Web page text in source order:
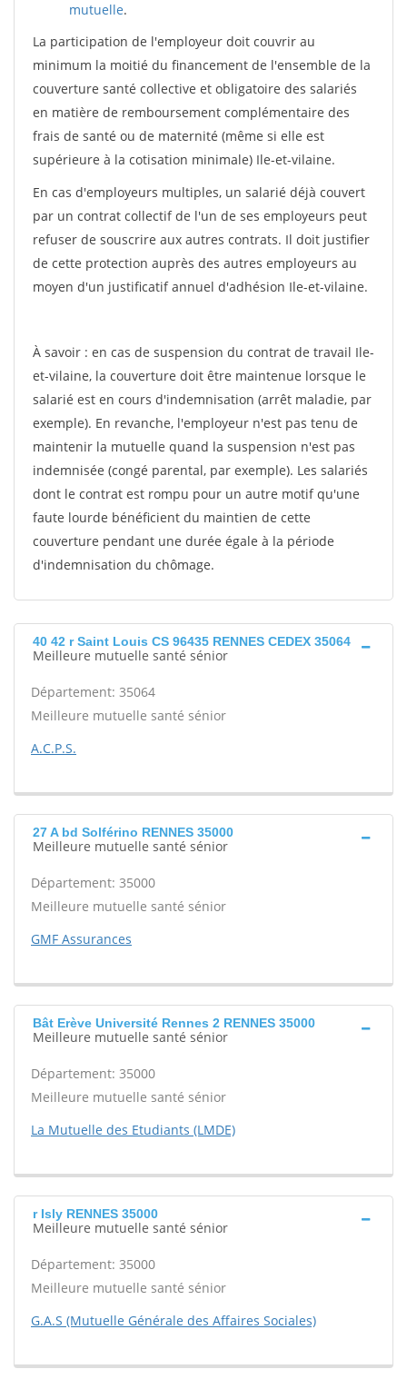
mutuelle.
La participation de l'employeur doit couvrir au
minimum la moitié du financement de l'ensemble de la
couverture santé collective et obligatoire des salariés
en matière de remboursement complémentaire des
frais de santé ou de maternité (même si elle est
supérieure à la cotisation minimale) Ile-et-vilaine.
En cas d'employeurs multiples, un salarié déjà couvert
par un contrat collectif de l'un de ses employeurs peut
refuser de souscrire aux autres contrats. Il doit justifier
de cette protection auprès des autres employeurs au
moyen d'un justificatif annuel d'adhésion Ile-et-vilaine.
À savoir : en cas de suspension du contrat de travail Ile-
et-vilaine, la couverture doit être maintenue lorsque le
salarié est en cours d'indemnisation (arrêt maladie, par
exemple). En revanche, l'employeur n'est pas tenu de
maintenir la mutuelle quand la suspension n'est pas
indemnisée (congé parental, par exemple). Les salariés
dont le contrat est rompu pour un autre motif qu'une
faute lourde bénéficient du maintien de cette
couverture pendant une durée égale à la période
d'indemnisation du chômage.
40 42 r Saint Louis CS 96435 RENNES CEDEX 35064
Meilleure mutuelle santé sénior
Département: 35064
Meilleure mutuelle santé sénior
A.C.P.S.
27 A bd Solférino RENNES 35000
Meilleure mutuelle santé sénior
Département: 35000
Meilleure mutuelle santé sénior
GMF Assurances
Bât Erève Université Rennes 2 RENNES 35000
Meilleure mutuelle santé sénior
Département: 35000
Meilleure mutuelle santé sénior
La Mutuelle des Etudiants (LMDE)
r Isly RENNES 35000
Meilleure mutuelle santé sénior
Département: 35000
Meilleure mutuelle santé sénior
G.A.S (Mutuelle Générale des Affaires Sociales)